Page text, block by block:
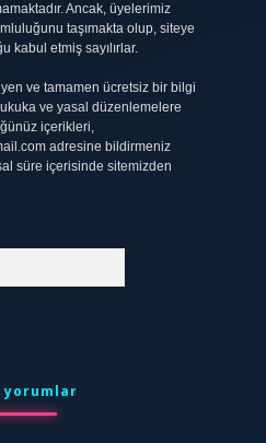
Ancak, üyelerimiz
taşımakta olup, siteye
kabul etmiş sayılırlar.
ve tamamen ücretsiz bir bilgi
ve yasal düzenlemelere
içerikleri,
adresine bildirmeniz
süre içerisinde sitemizden
yorumlar